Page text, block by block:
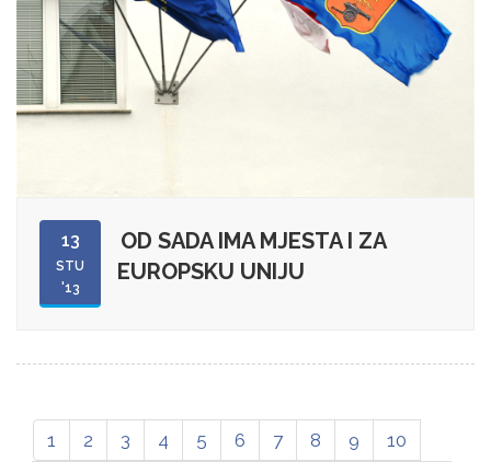
13
STU
'13
OD SADA IMA MJESTA I ZA
EUROPSKU UNIJU
1 2 3 4 5 6 7 8 9
10